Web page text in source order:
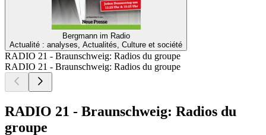
Bergmann im Radio
Actualité : analyses, Actualités, Culture et société
RADIO 21 - Braunschweig: Radios du groupe
RADIO 21 - Braunschweig: Radios du groupe
RADIO 21 - Braunschweig: Radios du
groupe